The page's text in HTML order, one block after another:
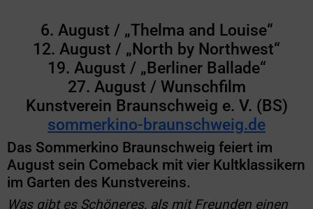
6. August / „Thelma and Louise“
12. August / „North by Northwest“
19. August / „Berliner Ballade“
27. August / Wunschfilm
Kunstverein Braunschweig e. V. (BS)
sommerkino-braunschweig.de
Das Sommerkino Braunschweig feiert im
August sein Comeback mit vier Kultklassikern
im Garten des Kunstvereins.
Was gibt es Schöneres, als mit Freunden einen